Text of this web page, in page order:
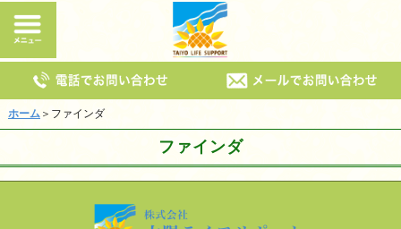
ホーム＞ファインダ
ファインダ